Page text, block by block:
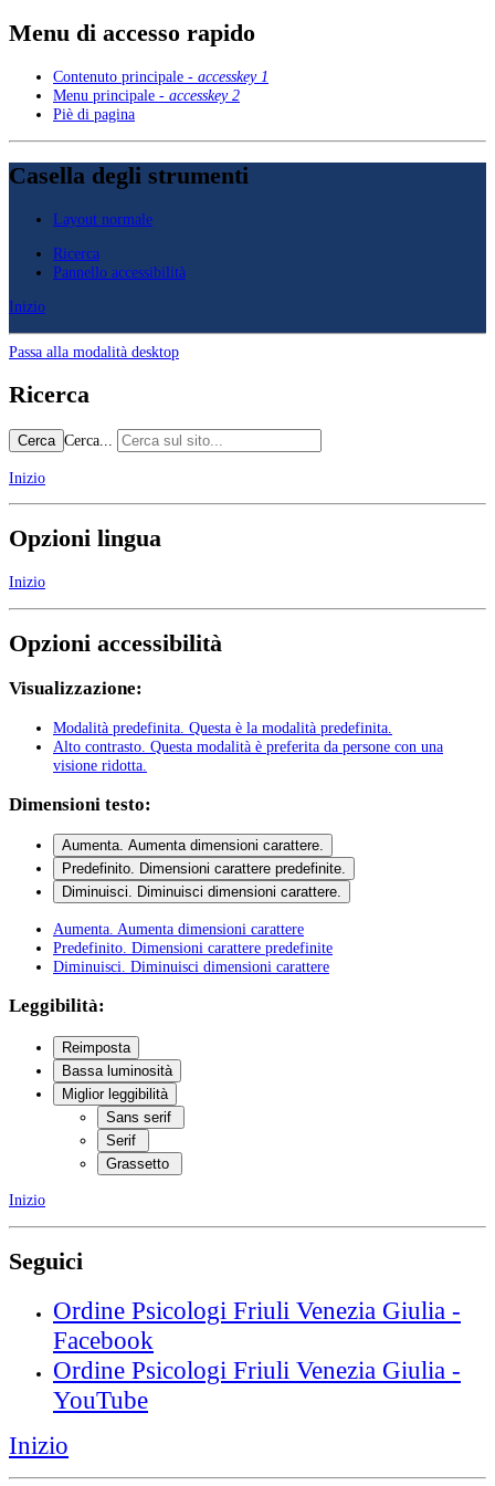
Menu di accesso rapido
Contenuto principale - accesskey 1
Menu principale - accesskey 2
Piè di pagina
Casella degli strumenti
Layout normale
Ricerca
Pannello accessibilità
Inizio
Passa alla modalità desktop
Ricerca
Cerca Cerca...
Inizio
Opzioni lingua
Inizio
Opzioni accessibilità
Visualizzazione:
Modalità predefinita . Questa è la modalità predefinita.
Alto contrasto . Questa modalità è preferita da persone con una
visione ridotta.
Dimensioni testo:
Aumenta. Aumenta dimensioni carattere.
Predefinito. Dimensioni carattere predefinite.
Diminuisci. Diminuisci dimensioni carattere.
Aumenta . Aumenta dimensioni carattere
Predefinito . Dimensioni carattere predefinite
Diminuisci . Diminuisci dimensioni carattere
Leggibilità:
Reimposta
Bassa luminosità
Miglior leggibilità
Sans serif
Serif
Grassetto
Inizio
Seguici
Ordine Psicologi Friuli Venezia Giulia -
Facebook
Ordine Psicologi Friuli Venezia Giulia -
YouTube
Inizio